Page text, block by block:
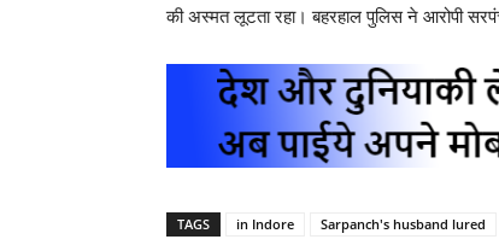
की अस्मत लूटता रहा। बहरहाल पुलिस ने आरोपी
TAGS in Indore Sarpanch's husband lured